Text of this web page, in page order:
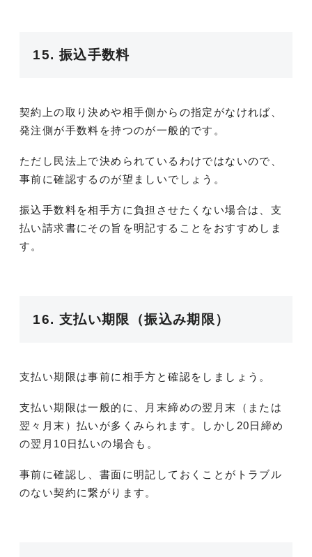
15. 振込手数料
契約上の取り決めや相手側からの指定がなければ、
発注側が手数料を持つのが一般的です。
ただし民法上で決められているわけではないので、
事前に確認するのが望ましいでしょう。
振込手数料を相手方に負担させたくない場合は、支
払い請求書にその旨を明記することをおすすめしま
す。
16. 支払い期限（振込み期限）
支払い期限は事前に相手方と確認をしましょう。
支払い期限は一般的に、月末締めの翌月末（または
翌々月末）払いが多くみられます。しかし20日締め
の翌月10日払いの場合も。
事前に確認し、書面に明記しておくことがトラブル
のない契約に繋がります。